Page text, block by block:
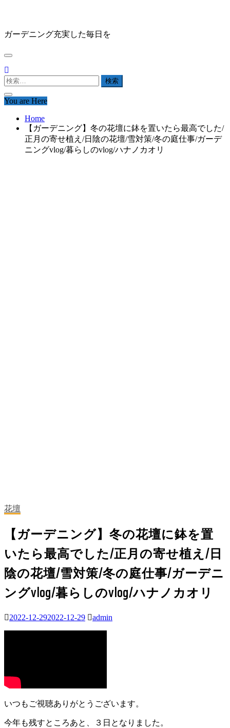
content
ガーデニング充実した毎日を
検
You are Here
Home
【ガーデニング】冬の花壇に鉢を置いたら最高でした/
正月の寄せ植え/日陰の花壇/雪対策/冬の庭仕事/ガーデ
ニングvlog/暮らしのvlog/ハナノカオリ
花壇
【ガーデニング】冬の花壇に鉢を置
いたら最高でした/正月の寄せ植え/日
陰の花壇/雪対策/冬の庭仕事/ガーデニ
ングvlog/暮らしのvlog/ハナノカオリ
2022-12-292022-12-29 admin
いつもご視聴ありがとうございます。
今年も残すところあと、３日となりました。